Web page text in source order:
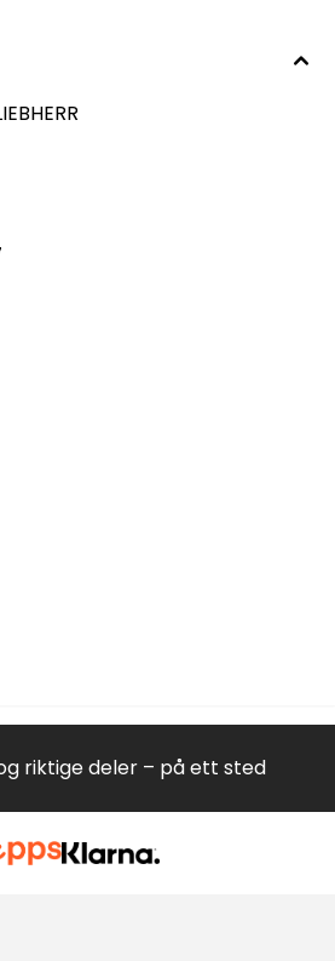
riktige deler – på ett sted